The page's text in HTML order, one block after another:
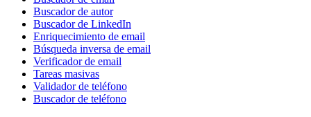
Buscador de autor
Buscador de LinkedIn
Enriquecimiento de email
Búsqueda inversa de email
Verificador de email
Tareas masivas
Validador de teléfono
Buscador de teléfono